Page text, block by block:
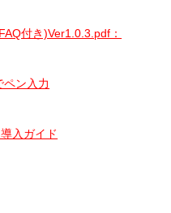
付き)Ver1.0.3.pdf：
ペン入力
入ガイド